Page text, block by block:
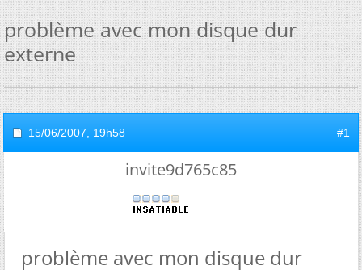
problème avec mon disque dur
externe
15/06/2007, 19h58 #1
invite9d765c85
problème avec mon disque dur